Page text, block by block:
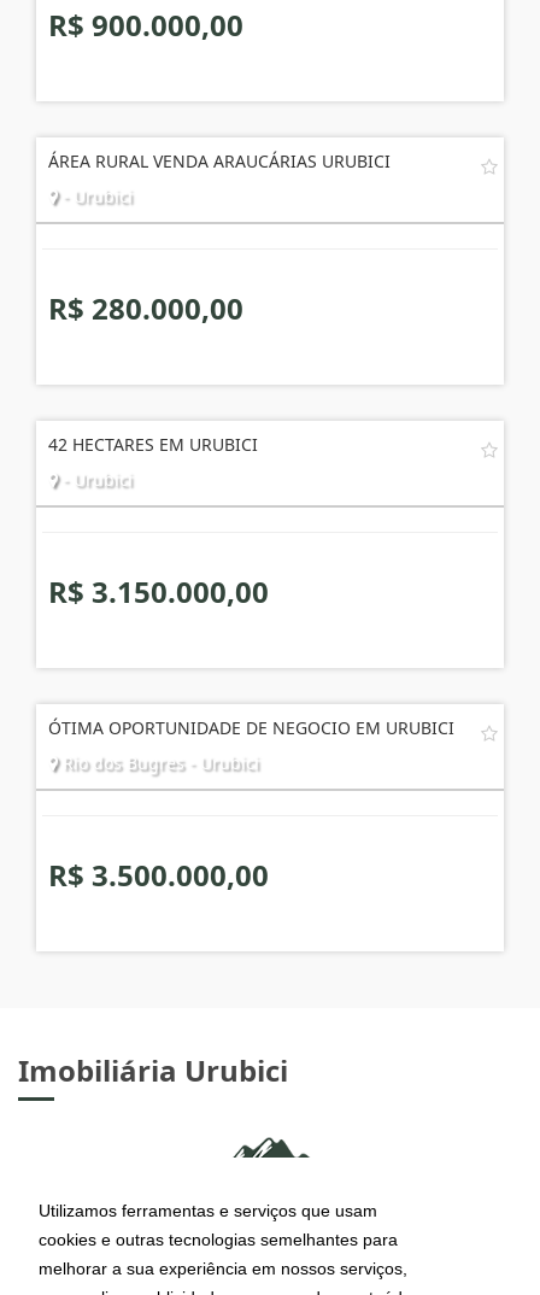
Utilizamos ferramentas e serviços que usam
cookies e outras tecnologias semelhantes para
melhorar a sua experiência em nossos serviços,
R$ 900.000,00
ÁREA RURAL VENDA ARAUCÁRIAS URUBICI
- Urubici
R$ 280.000,00
42 HECTARES EM URUBICI
- Urubici
R$ 3.150.000,00
ÓTIMA OPORTUNIDADE DE NEGOCIO EM URUBICI
Rio dos Bugres - Urubici
R$ 3.500.000,00
Imobiliária Urubici